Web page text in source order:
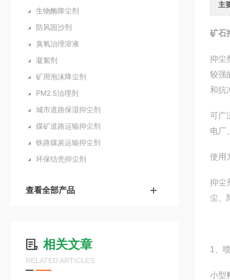
生物酶降尘剂
防风固沙剂
臭氧治理溶液
凝絮剂
矿用泡沫降尘剂
PM2.5治理剂
城市道路保湿抑尘剂
煤矿道路运输抑尘剂
铁路煤炭运输抑尘剂
环保结壳抑尘剂
查看全部产品
相关文章
RELATED ARTICLES
主
矿石
抑尘
较强
和抗
可广
电厂
使用
抑尘
尘、
1、
小型